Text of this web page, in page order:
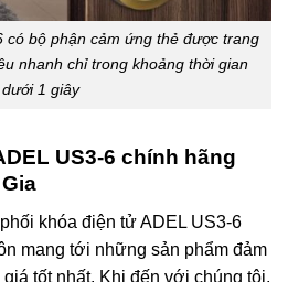
có bộ phận cảm ứng thẻ được trang
nhanh chỉ trong khoảng thời gian
dưới 1 giây
US3-6 chính hãng
khóa điện tử ADEL US3-6
mang tới những sản phẩm đảm
tốt nhất. Khi đến với chúng tôi,